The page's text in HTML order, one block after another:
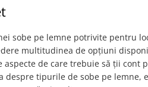
sobe pe lemne potrivite pentru
multitudinea de opțiuni
aspecte de care trebuie să ții cont
despre tipurile de sobe pe lemne,